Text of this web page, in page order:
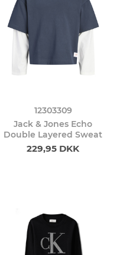
12303309
Jack & Jones Echo
Double Layered Sweat
229,95 DKK